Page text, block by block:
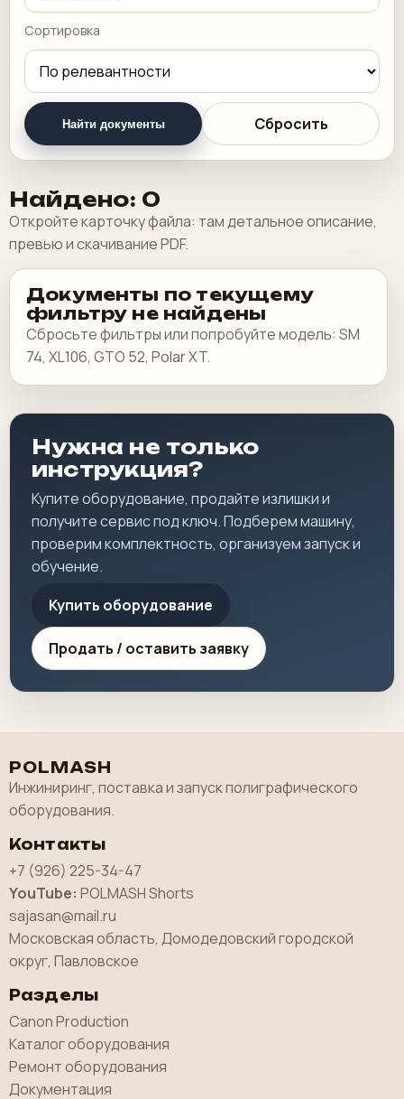
Сортировка
Найти документы Сбросить
Найдено: 0
Откройте карточку файла: там детальное описание,
превью и скачивание PDF.
Документы по текущему
фильтру не найдены
Сбросьте фильтры или попробуйте модель: SM
74, XL106, GTO 52, Polar XT.
Нужна не только
инструкция?
Купите оборудование, продайте излишки и
получите сервис под ключ. Подберем машину,
проверим комплектность, организуем запуск и
обучение.
Купить оборудование
Продать / оставить заявку
POLMASH
Инжиниринг, поставка и запуск полиграфического
оборудования.
Контакты
+7 (926) 225-34-47
YouTube: POLMASH Shorts
sajasan@mail.ru
Московская область, Домодедовский городской
округ, Павловское
Разделы
Canon Production
Каталог оборудования
Ремонт оборудования
Документация